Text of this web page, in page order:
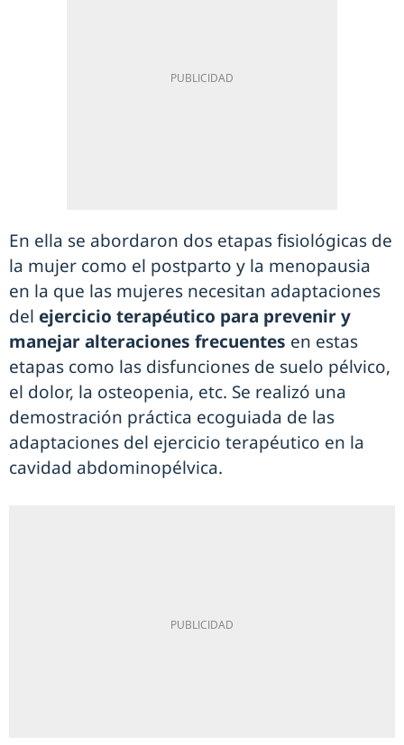
En ella se abordaron dos etapas fisiológicas de
la mujer como el postparto y la menopausia
en la que las mujeres necesitan adaptaciones
del ejercicio terapéutico para prevenir y
manejar alteraciones frecuentes en estas
etapas como las disfunciones de suelo pélvico,
el dolor, la osteopenia, etc. Se realizó una
demostración práctica ecoguiada de las
adaptaciones del ejercicio terapéutico en la
cavidad abdominopélvica.